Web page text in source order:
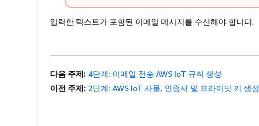
입력한 텍스트가 포함된 이메일 메시지를 수신해야 합니다.
다음 주제: 4단계: 이메일 전송 AWS IoT 규칙 생성
이전 주제: 2단계: AWS IoT 사물, 인증서 및 프라이빗 키 생성